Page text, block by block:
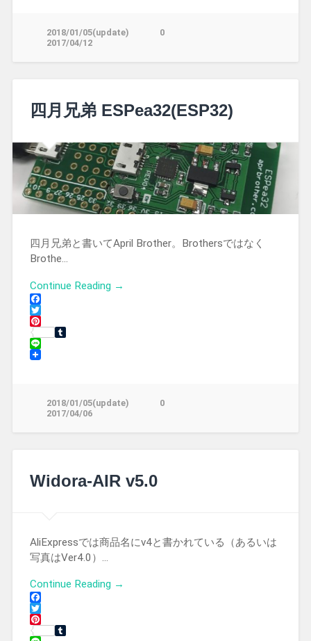
2018/01/05(update)
2017/04/12
0
四月兄弟 ESPea32(ESP32)
四月兄弟と書いてApril Brother。Brothersではなく
Brothe…
Continue Reading →
Facebook
Twitter
Pinterest
Tumblr
Line
2018/01/05(update)
2017/04/06
0
Widora-AIR v5.0
AliExpressでは商品名にv4と書かれている（あるいは
写真はVer4.0）…
Continue Reading →
Facebook
Twitter
Pinterest